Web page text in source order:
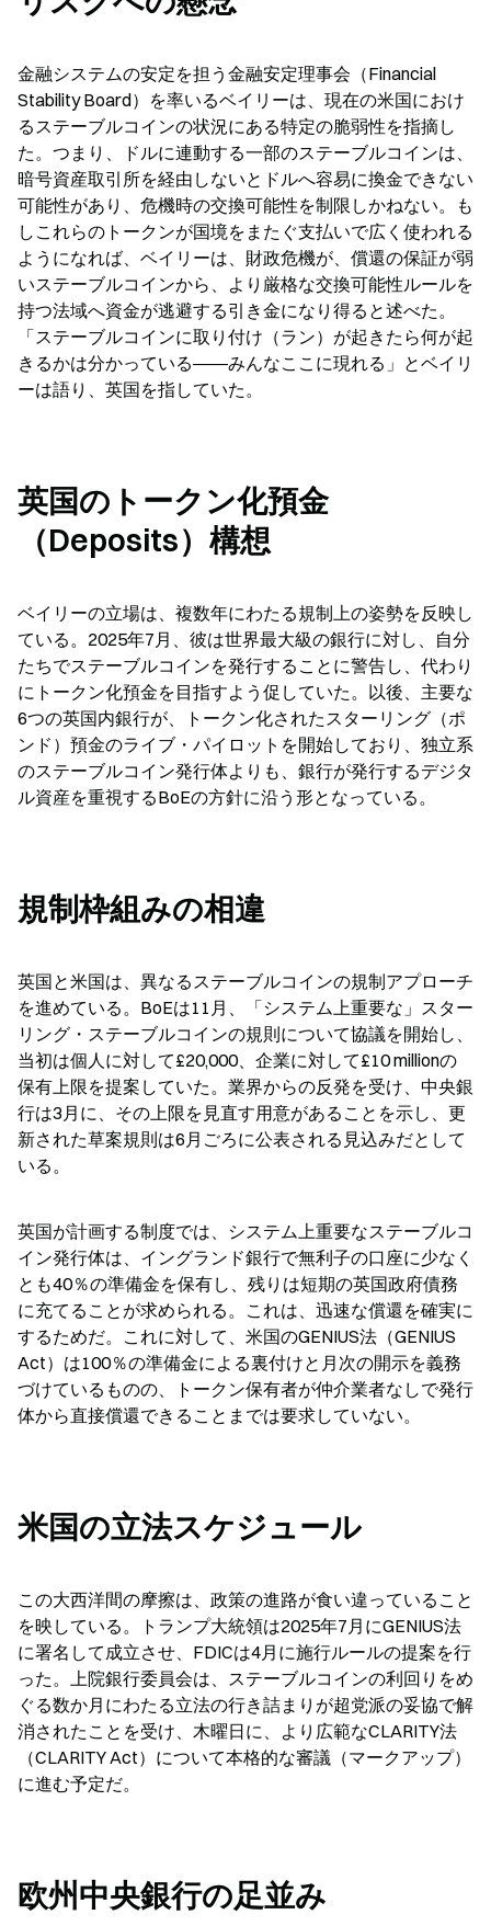
金融システムの安定を担う金融安定理事会（Financial
Stability Board）を率いるベイリーは、現在の米国におけ
るステーブルコインの状況にある特定の脆弱性を指摘し
た。つまり、ドルに連動する一部のステーブルコインは、
暗号資産取引所を経由しないとドルへ容易に換金できない
可能性があり、危機時の交換可能性を制限しかねない。も
しこれらのトークンが国境をまたぐ支払いで広く使われる
ようになれば、ベイリーは、財政危機が、償還の保証が弱
いステーブルコインから、より厳格な交換可能性ルールを
持つ法域へ資金が逃避する引き金になり得ると述べた。
「ステーブルコインに取り付け（ラン）が起きたら何が起
きるかは分かっている――みんなここに現れる」とベイリ
ーは語り、英国を指していた。
英国のトークン化預金
（Deposits）構想
ベイリーの立場は、複数年にわたる規制上の姿勢を反映し
ている。2025年7月、彼は世界最大級の銀行に対し、自分
たちでステーブルコインを発行することに警告し、代わり
にトークン化預金を目指すよう促していた。以後、主要な
6つの英国内銀行が、トークン化されたスターリング（ポ
ンド）預金のライブ・パイロットを開始しており、独立系
のステーブルコイン発行体よりも、銀行が発行するデジタ
ル資産を重視するBoEの方針に沿う形となっている。
規制枠組みの相違
英国と米国は、異なるステーブルコインの規制アプローチ
を進めている。BoEは11月、「システム上重要な」スター
リング・ステーブルコインの規則について協議を開始し、
当初は個人に対して£20,000、企業に対して£10 millionの
保有上限を提案していた。業界からの反発を受け、中央銀
行は3月に、その上限を見直す用意があることを示し、更
新された草案規則は6月ごろに公表される見込みだとして
いる。
英国が計画する制度では、システム上重要なステーブルコ
イン発行体は、イングランド銀行で無利子の口座に少なく
とも40％の準備金を保有し、残りは短期の英国政府債務
に充てることが求められる。これは、迅速な償還を確実に
するためだ。これに対して、米国のGENIUS法（GENIUS
Act）は100％の準備金による裏付けと月次の開示を義務
づけているものの、トークン保有者が仲介業者なしで発行
体から直接償還できることまでは要求していない。
米国の立法スケジュール
この大西洋間の摩擦は、政策の進路が食い違っていること
を映している。トランプ大統領は2025年7月にGENIUS法
に署名して成立させ、FDICは4月に施行ルールの提案を行
った。上院銀行委員会は、ステーブルコインの利回りをめ
ぐる数か月にわたる立法の行き詰まりが超党派の妥協で解
消されたことを受け、木曜日に、より広範なCLARITY法
（CLARITY Act）について本格的な審議（マークアップ）
に進む予定だ。
欧州中央銀行の足並み